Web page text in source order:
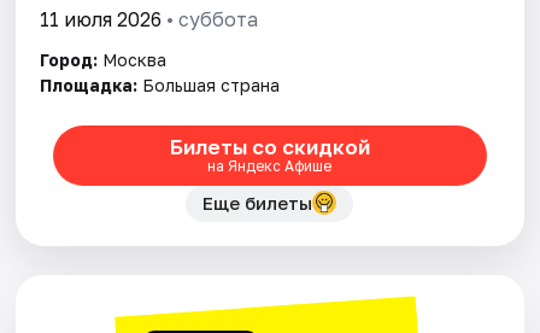
Рейтинги
11 июля 2026 • суббота
Город: Москва
Площадка: Большая страна
Билеты со скидкой
на Яндекс Афише
Еще билеты